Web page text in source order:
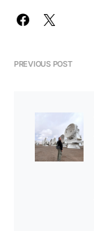
PREVIOUS POST